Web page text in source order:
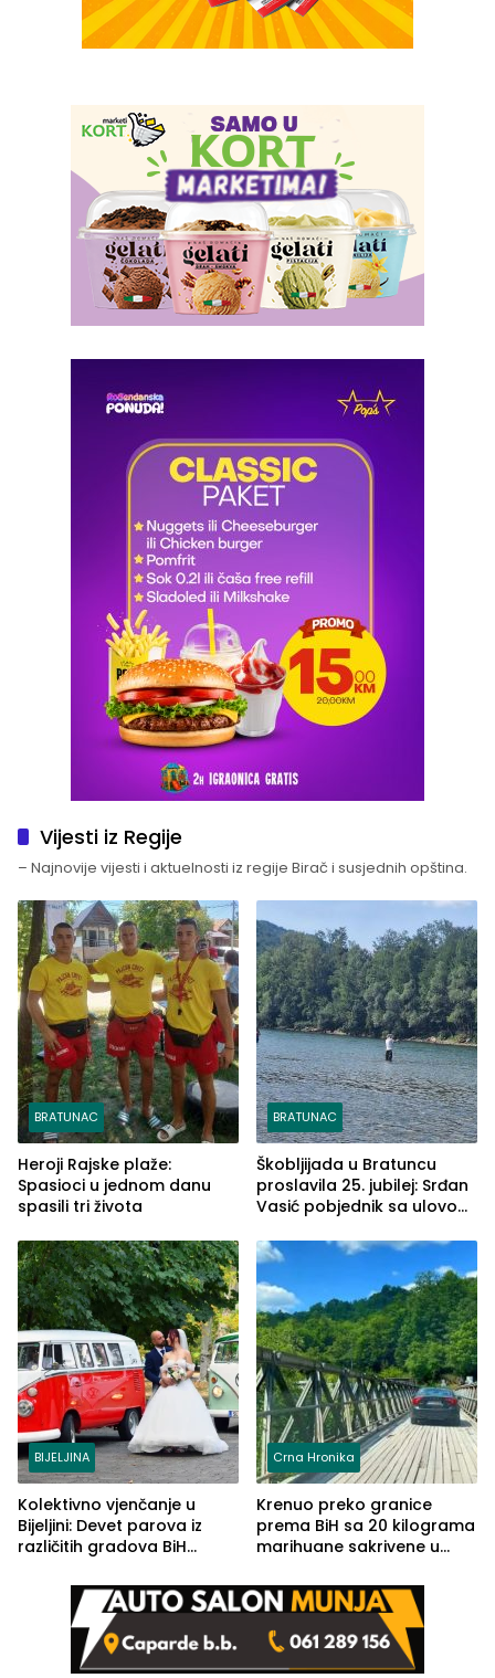
Vijesti iz Regije
– Najnovije vijesti i aktuelnosti iz regije Birač i susjednih opština.
BRATUNAC
Heroji Rajske plaže:
Spasioci u jednom danu
spasili tri života
BRATUNAC
Škobljijada u Bratuncu
proslavila 25. jubilej: Srđan
Vasić pobjednik sa ulovom
BIJELJINA
Kolektivno vjenčanje u
Bijeljini: Devet parova iz
različitih gradova BiH
Crna Hronika
Krenuo preko granice
prema BiH sa 20 kilograma
marihuane sakrivene u